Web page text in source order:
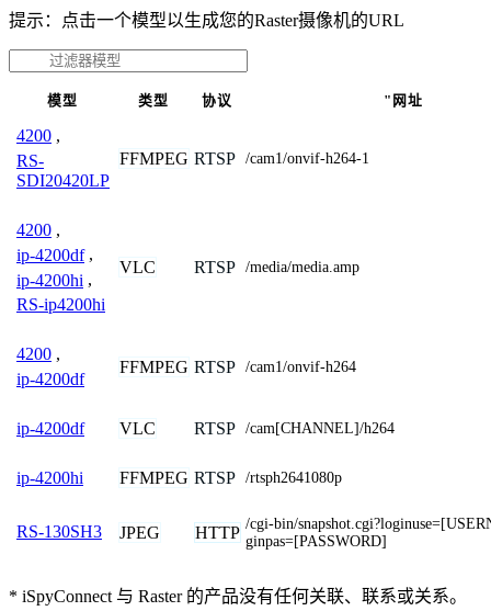
提示：点击一个模型以生成您的Raster摄像机的URL
模型 类型 协议 "网址
4200 ,
RS-
SDI20420LP
FFMPEG RTSP /cam1/onvif-h264-1
4200 ,
ip-4200df ,
ip-4200hi ,
RS-ip4200hi
VLC RTSP /media/media.amp
4200 ,
ip-4200df
FFMPEG RTSP /cam1/onvif-h264
ip-4200df VLC RTSP /cam[CHANNEL]/h264
ip-4200hi FFMPEG RTSP /rtsph2641080p
RS-130SH3 JPEG HTTP /cgi-bin/
ginpas=[PASSWORD]
* iSpyConnect 与 Raster 的产品没有任何关联、联系或关系。